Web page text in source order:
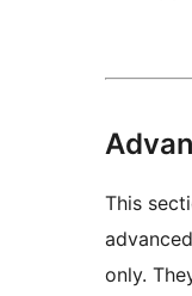
This
only.